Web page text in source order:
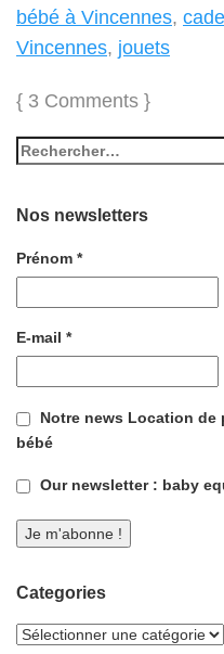
bébé à Vincennes,
Vincennes, jouets
{ 3 Comments }
Nos newsletters
Prénom *
E-mail *
Notre news Location de
bébé
Our newsletter : baby
Categories